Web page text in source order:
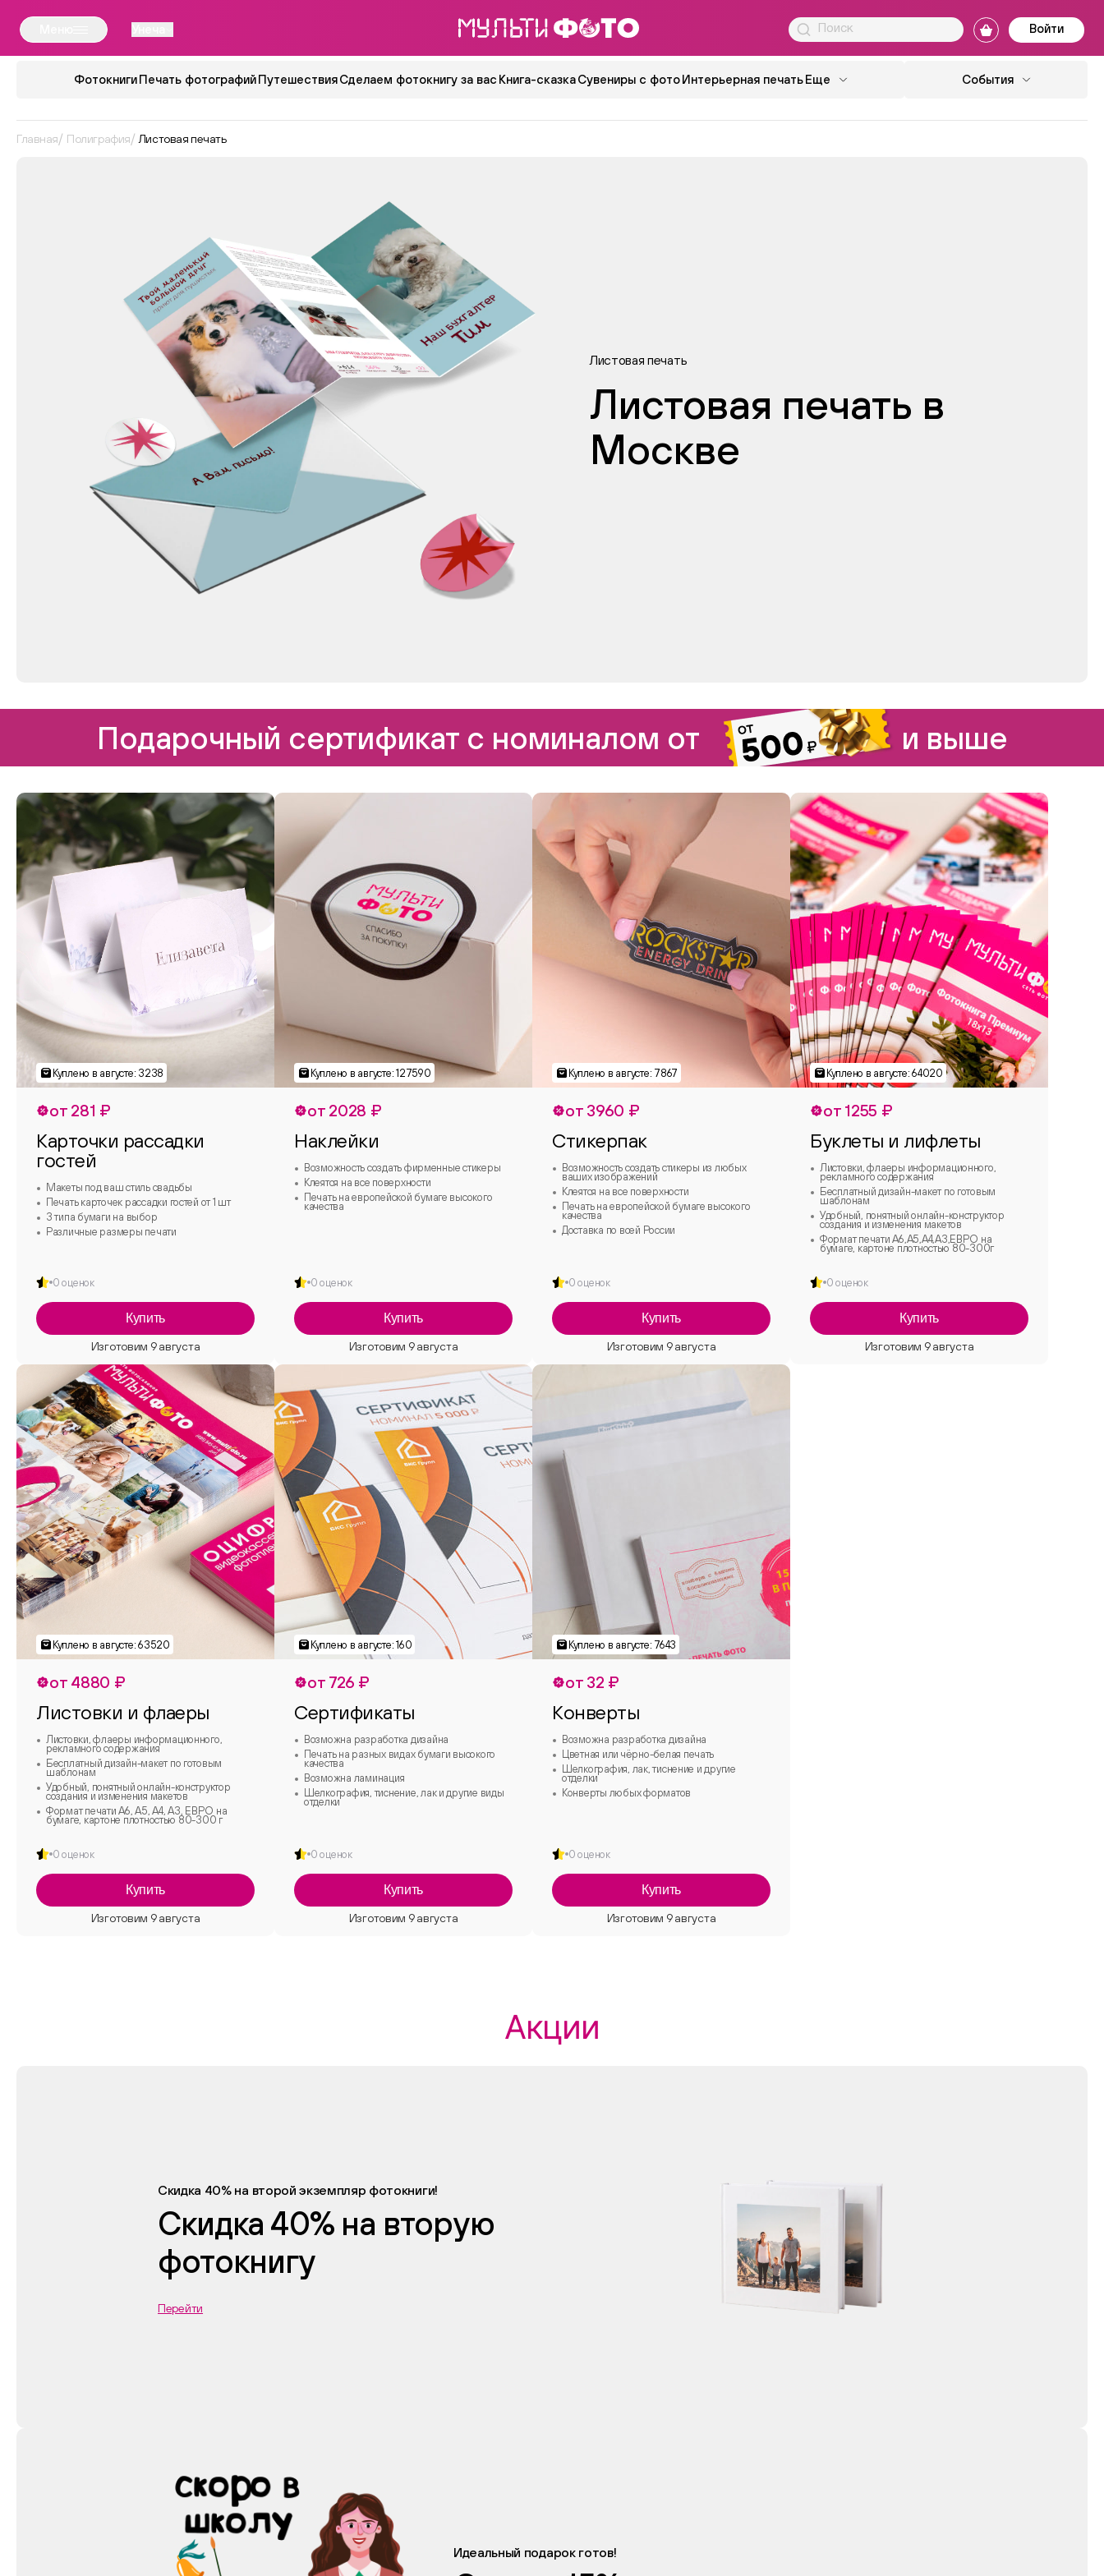
Войти
Фотокниги Печать фотографий Путешествия Сделаем фотокнигу за вас Книга-сказка Сувениры с фото Интерьерная печать Еще События
Главная Полиграфия Листовая печать
Листовая печать
Листовая печать в
Москве
Подарочный сертификат с номиналом от и выше
от 281 ₽
Карточки рассадки
гостей
Макеты под ваш стиль свадьбы
Печать карточек рассадки гостей от 1 шт
3 типа бумаги на выбор
Различные размеры печати
0 оценок
Купить
от 2028 ₽
Наклейки
Возможность создать фирменные стикеры
Клеятся на все поверхности
Печать на европейской бумаге высокого
качества
0 оценок
Купить
от 3960 ₽
Стикерпак
Возможность создать стикеры из любых
ваших изображений
Клеятся на все поверхности
Печать на европейской бумаге высокого
качества
Доставка по всей России
0 оценок
Купить
от 1255 ₽
Буклеты и лифлеты
Листовки, флаеры информационного,
рекламного содержания
Бесплатный дизайн-макет по готовым
шаблонам
Удобный, понятный онлайн-конструктор
создания и изменения макетов
Формат печати А6,А5,А4,А3,ЕВРО на
бумаге, картоне плотностью 80-300г
0 оценок
Купить
от 4880 ₽
Листовки и флаеры
Листовки, флаеры информационного,
рекламного содержания
Бесплатный дизайн-макет по готовым
шаблонам
Удобный, понятный онлайн-конструктор
создания и изменения макетов
Формат печати А6, А5, А4, А3, ЕВРО на
бумаге, картоне плотностью 80-300 г
0 оценок
Купить
от 726 ₽
Сертификаты
Возможна разработка дизайна
Печать на разных видах бумаги высокого
качества
Возможна ламинация
Шелкография, тиснение, лак и другие виды
отделки
0 оценок
Купить
от 32 ₽
Конверты
Возможна разработка дизайна
Цветная или чёрно-белая печать
Шелкография, лак, тиснение и другие
отделки
Конверты любых форматов
0 оценок
Купить
Акции
Скидка 40% на второй экземпляр фотокниги!
Скидка 40% на вторую
фотокнигу
Перейти
Идеальный подарок готов!